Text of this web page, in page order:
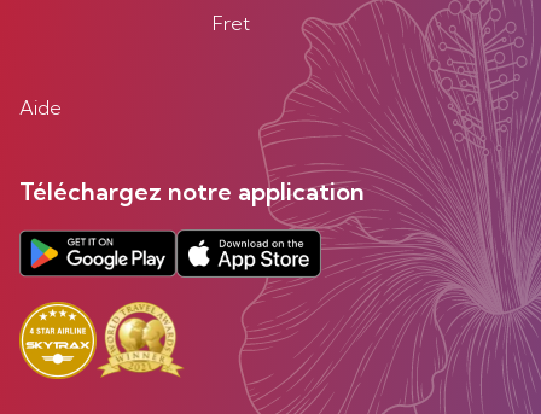
Fret
Aide
Téléchargez notre application